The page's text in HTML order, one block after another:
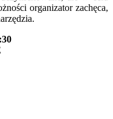
organizator zachęca,